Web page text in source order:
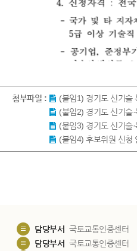
첨부파일 :
(붙임1) 경기도 신기술
(붙임2) 경기도 신기술
(붙임3) 경기도 신기술
(붙임4) 후보위원 신청
담당부서 국토교통인증센터
담당부서 국토교통인증센터